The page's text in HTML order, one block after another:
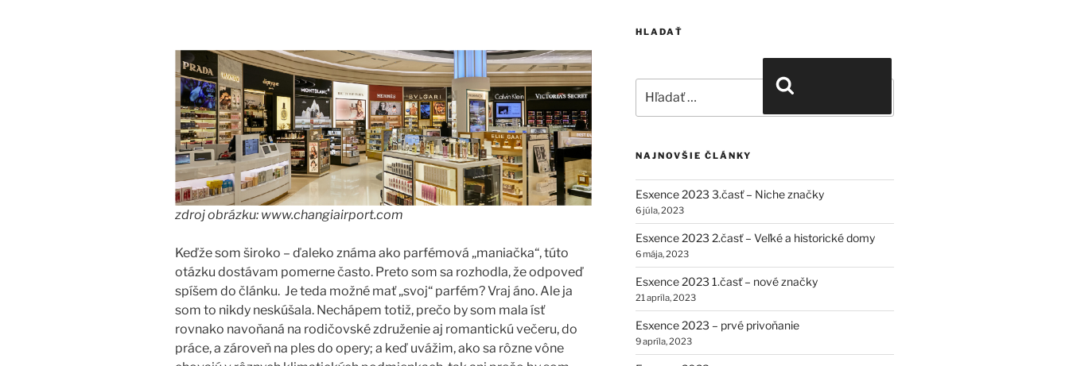
zdroj obrázku: www.changiairport.com
Keďže som široko – ďaleko známa ako parfémová „maniačka“, túto
otázku dostávam pomerne často. Preto som sa rozhodla, že odpoveď
spíšem do článku. Je teda možné mať „svoj“ parfém? Vraj áno. Ale ja
som to nikdy neskúšala. Nechápem totiž, prečo by som mala ísť
rovnako navoňaná na rodičovské združenie aj romantickú večeru, do
práce, a zároveň na ples do opery; a keď uvážim, ako sa rôzne vône
HLADAŤ
NAJNOVŠIE ČLÁNKY
Esxence 2023 3.časť – Niche značky
6 júla, 2023
Esxence 2023 2.časť – Veľké a historické domy
6 mája, 2023
Esxence 2023 1.časť – nové značky
21 apríla, 2023
Esxence 2023 – prvé privoňanie
9 apríla, 2023